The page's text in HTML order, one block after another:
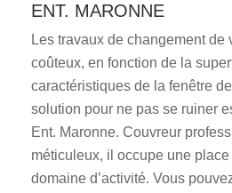
ENT. MARONNE
Les travaux de changement de
coûteux, en fonction de la
caractéristiques de la fenêtre
solution pour ne pas se ruiner
Ent. Maronne. Couvreur
méticuleux, il occupe une
domaine d’activité. Vous